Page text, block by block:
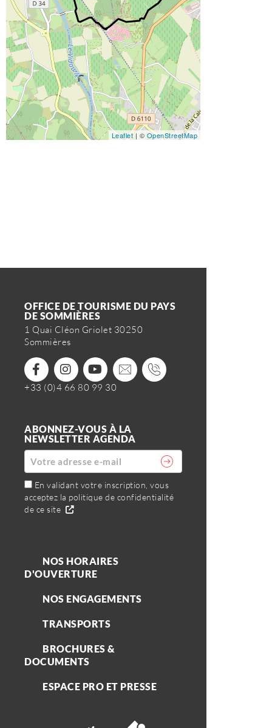
Leaflet| ©OpenStreetMap
OFFICE DE TOURISME DU PAYS
DE SOMMIÈRES
1 Quai Cléon Griolet 30250
Sommières
+33 (0)4 66 80 99 30
ABONNEZ-VOUS À LA
NEWSLETTER AGENDA
En validant votre inscription, vous
acceptez la politique de confidentialité
de ce site
NOS HORAIRES
D'OUVERTURE
NOS ENGAGEMENTS
TRANSPORTS
BROCHURES &
DOCUMENTS
ESPACE PRO ET PRESSE